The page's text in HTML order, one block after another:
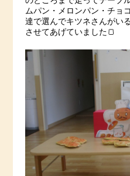
ムパン・メロンパン・チョ
達で選んでキツネさんがい
させてあげていました🍞